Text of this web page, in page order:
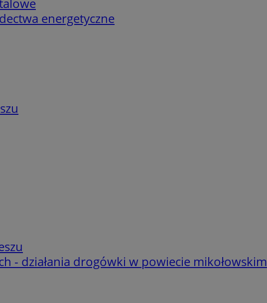
energetyczne
- działania drogówki w powiecie mikołowskim